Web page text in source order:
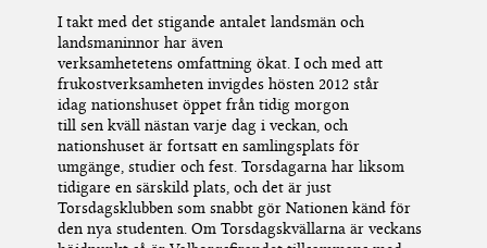
I takt med det stigande antalet landsmän och
landsmaninnorhar även
verksamhetetensomfattning ökat. I och med att
frukostverksamheten invigdes hösten 2012 står
idag nationshuset öppet från tidig morgon
till sen kväll nästan varje dag i veckan,och
nationshuset ärfortsatten samlingsplats för
umgänge, studier och fest. Torsdagarnahar liksom
tidigare en särskild plats,och det är just
Torsdagsklubben som snabbt gör Nationen känd för
den nya studenten. Om Torsdagskvällarna ärveckans